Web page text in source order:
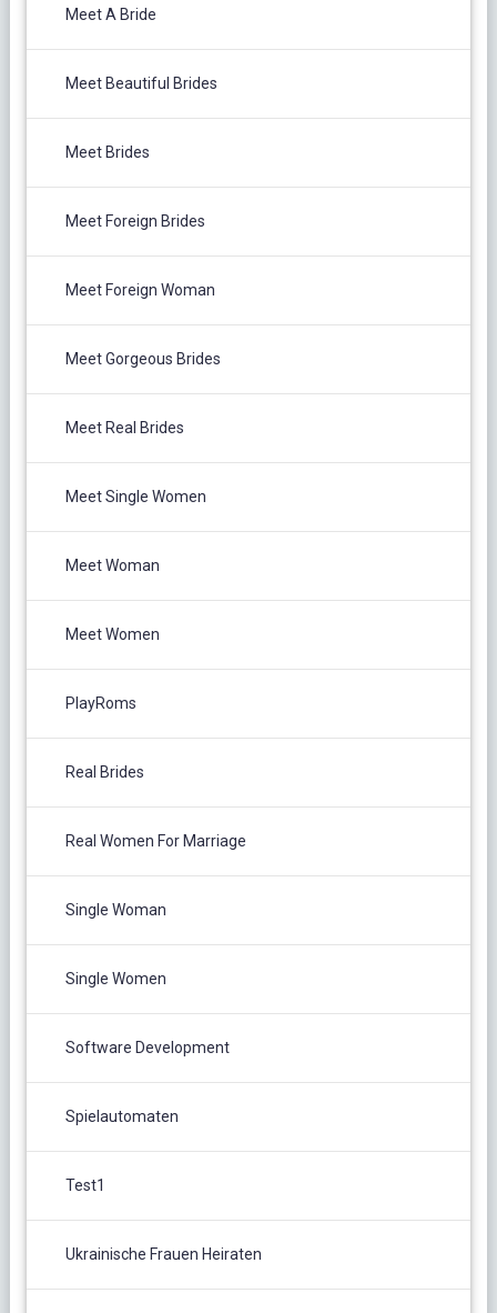
Meet A Bride
Meet Beautiful Brides
Meet Brides
Meet Foreign Brides
Meet Foreign Woman
Meet Gorgeous Brides
Meet Real Brides
Meet Single Women
Meet Woman
Meet Women
PlayRoms
Real Brides
Real Women For Marriage
Single Woman
Single Women
Software Development
Spielautomaten
Test1
Ukrainische Frauen Heiraten